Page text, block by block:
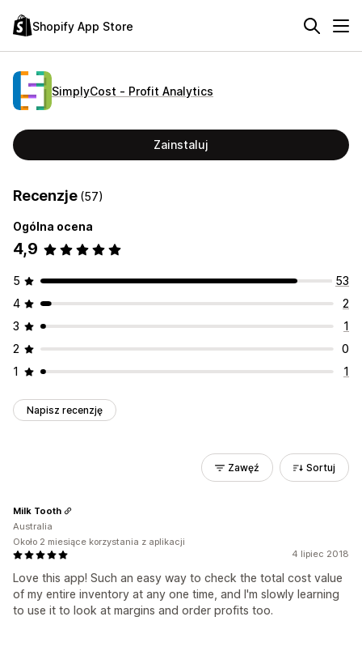
Shopify App Store
SimplyCost ‑ Profit Analytics
Zainstaluj
Recenzje (57)
Ogólna ocena
4,9
5
53
4
2
3
1
2
0
1
1
Napisz recenzję
Zawęź Sortuj
4 lipiec 2018
Love this app! Such an easy way to check the total cost value
of my entire inventory at any one time, and I'm slowly learning
to use it to look at margins and order profits too.
Milk Tooth
Australia
Około 2 miesiące korzystania z aplikacji